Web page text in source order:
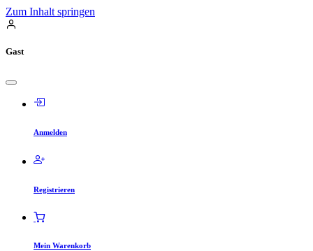
Zum Inhalt springen
Gast
Anmelden
Registrieren
Mein Warenkorb